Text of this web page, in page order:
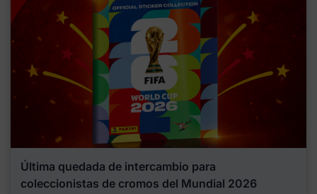
Última quedada de intercambio para
coleccionistas de cromos del Mundial 2026